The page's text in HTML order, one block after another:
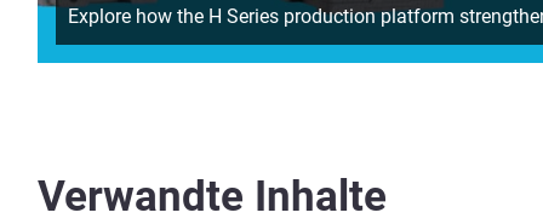
Explore how the H Series production platform
Verwandte Inhalte